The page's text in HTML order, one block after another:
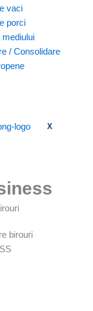
vaci
porci
mediului
/ Consolidare
X
birouri